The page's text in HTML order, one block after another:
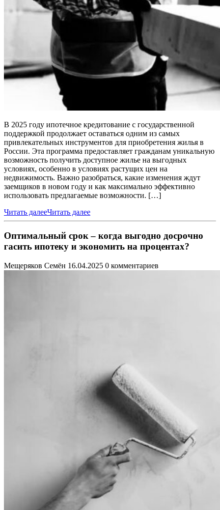
В 2025 году ипотечное кредитование с государственной
поддержкой продолжает оставаться одним из самых
привлекательных инструментов для приобретения жилья в
России. Эта программа предоставляет гражданам уникальную
возможность получить доступное жилье на выгодных
условиях, особенно в условиях растущих цен на
недвижимость. Важно разобраться, какие изменения ждут
заемщиков в новом году и как максимально эффективно
использовать предлагаемые возможности. […]
Читать далееЧитать далее
Оптимальный срок – когда выгодно досрочно
гасить ипотеку и экономить на процентах?
Мещеряков Семён 16.04.2025 0 комментариев